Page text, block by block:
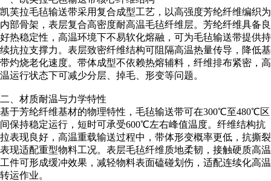
凯芙拉毛毡输送带采用复合成型工艺，以高强度芳纶纤维编织为
内部骨架，表层复合高密度耐高温毛毡纤维层。芳纶纤维具备良
好热稳定性，高温环境下不易软化熔融，可为毛毡输送带提供持
续抗拉支撑力。表层致密纤维结构可阻隔高温热量传导，降低基
带灼烧老化速度。带体成型不依赖热熔辅料，纤维排布紧密，高
温运行状态下可减少分层、掉毛、形变等问题。
二、材质耐温与力学特性
基于芳纶纤维基材的物理特性，毛毡输送带可在300℃至480℃区
间保持稳定运行，短时可承受600℃左右峰值温度。纤维结构抗
拉表现良好，高温重载输送过程中，带体形变概率更低，抗撕裂
表现适配重型物料工况。表层毛毡纤维质地柔韧，接触硬质高温
工件可形成缓冲效果，减轻物料表面磕碰划伤，适配连续化高温
转运作业。